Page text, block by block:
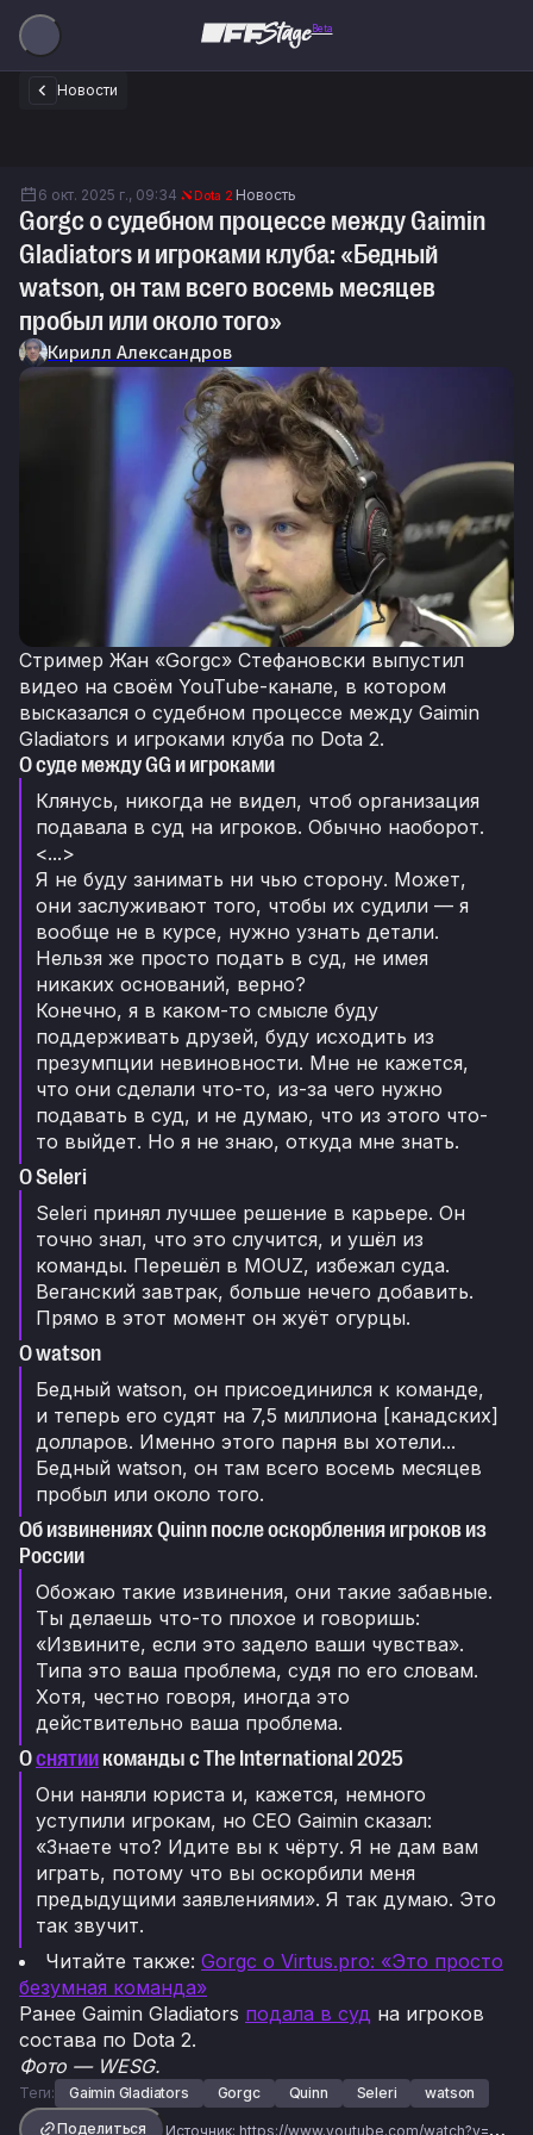
Beta
Новости
6 окт. 2025 г., 09:34 Dota 2 Новость
Gorgc о судебном процессе между Gaimin
Gladiators и игроками клуба: «Бедный
watson, он там всего восемь месяцев
пробыл или около того»
Кирилл Александров
Стример Жан «Gorgc» Стефановски выпустил
видео на своём YouTube-канале, в котором
высказался о судебном процессе между Gaimin
Gladiators и игроками клуба по Dota 2.
О суде между GG и игроками
Клянусь, никогда не видел, чтоб организация
подавала в суд на игроков. Обычно наоборот.
<...>
Я не буду занимать ни чью сторону. Может,
они заслуживают того, чтобы их судили — я
вообще не в курсе, нужно узнать детали.
Нельзя же просто подать в суд, не имея
никаких оснований, верно?
Конечно, я в каком-то смысле буду
поддерживать друзей, буду исходить из
презумпции невиновности. Мне не кажется,
что они сделали что-то, из-за чего нужно
подавать в суд, и не думаю, что из этого что-
то выйдет. Но я не знаю, откуда мне знать.
О Seleri
Seleri принял лучшее решение в карьере. Он
точно знал, что это случится, и ушёл из
команды. Перешёл в MOUZ, избежал суда.
Веганский завтрак, больше нечего добавить.
Прямо в этот момент он жуёт огурцы.
О watson
Бедный watson, он присоединился к команде,
и теперь его судят на 7,5 миллиона [канадских]
долларов. Именно этого парня вы хотели...
Бедный watson, он там всего восемь месяцев
пробыл или около того.
Об извинениях Quinn после оскорбления игроков из
России
Обожаю такие извинения, они такие забавные.
Ты делаешь что-то плохое и говоришь:
«Извините, если это задело ваши чувства».
Типа это ваша проблема, судя по его словам.
Хотя, честно говоря, иногда это
действительно ваша проблема.
Оснятии команды с The International 2025
Они наняли юриста и, кажется, немного
уступили игрокам, но CEO Gaimin сказал:
«Знаете что? Идите вы к чёрту. Я не дам вам
играть, потому что вы оскорбили меня
предыдущими заявлениями». Я так думаю. Это
так звучит.
Читайте также: Gorgc о Virtus.pro: «Это просто
безумная команда»
Ранее Gaimin Gladiators подала в суд на игроков
состава по Dota 2.
Фото — WESG.
Теги: Gaimin Gladiators Gorgc Quinn Seleri
watson
Поделиться
Источник: https://www.youtube.com/watch?v=t0j0YkZp5As